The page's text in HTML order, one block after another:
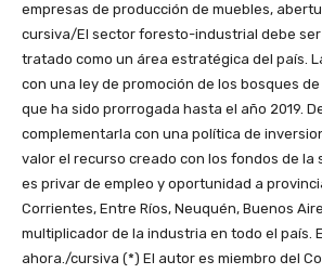
empresas de producción de muebles,
cursiva/El sector foresto-industrial debe
tratado como un área estratégica del país.
con una ley de promoción de los bosques
que ha sido prorrogada hasta el año 2019.
complementarla con una política de
valor el recurso creado con los fondos de la
es privar de empleo y oportunidad a
Corrientes, Entre Ríos, Neuquén, Buenos
multiplicador de la industria en todo el país.
ahora./cursiva (*) El autor es miembro del